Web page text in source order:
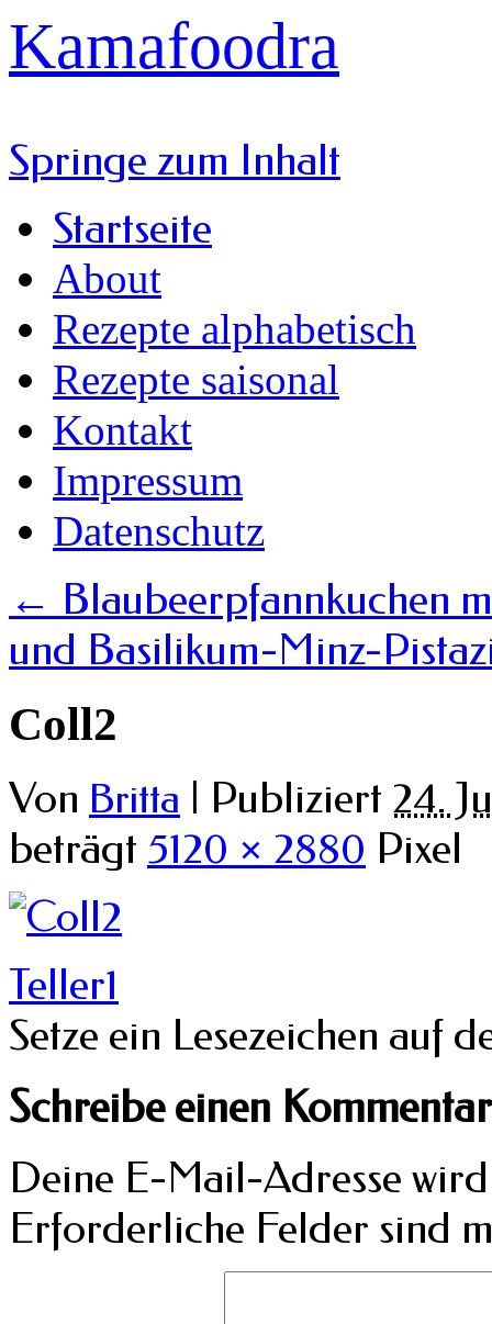
Kamafoodra
Springe zum Inhalt
Startseite
About
Rezepte alphabetisch
Rezepte saisonal
Kontakt
Impressum
Datenschutz
← Blaubeerpfannkuchen
und Basilikum-Minz-
Coll2
Von Britta | Publiziert 24.
beträgt 5120 × 2880 Pixel
Teller1
Setze ein Lesezeichen auf
Schreibe einen Kommentar
Deine E-Mail-Adresse
Erforderliche Felder sind